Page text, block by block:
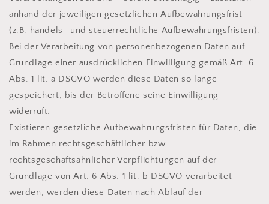
anhand der jeweiligen gesetzlichen Aufbewahrungsfrist
(z.B. handels- und steuerrechtliche Aufbewahrungsfristen).
Bei der Verarbeitung von personenbezogenen Daten auf
Grundlage einer ausdrücklichen Einwilligung gemäß Art. 6
Abs. 1 lit. a DSGVO werden diese Daten so lange
gespeichert, bis der Betroffene seine Einwilligung
widerruft.
Existieren gesetzliche Aufbewahrungsfristen für Daten, die
im Rahmen rechtsgeschäftlicher bzw.
rechtsgeschäftsähnlicher Verpflichtungen auf der
Grundlage von Art. 6 Abs. 1 lit. b DSGVO verarbeitet
werden, werden diese Daten nach Ablauf der